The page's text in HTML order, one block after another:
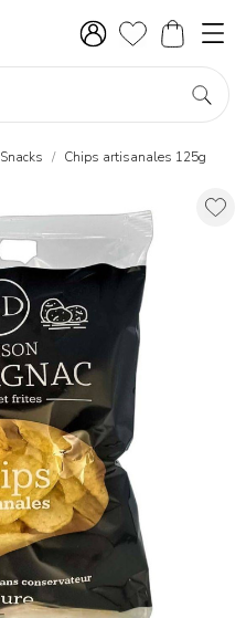
Snacks Chips artisanales 125g